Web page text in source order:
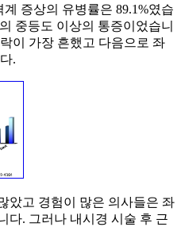
증상의 유병률은 89.1%였습
중등도 이상의 통증이었습니
이 가장 흔했고 다음으로 좌
.
았고 경험이 많은 의사들은 좌
다. 그러나 내시경 시술 후 근